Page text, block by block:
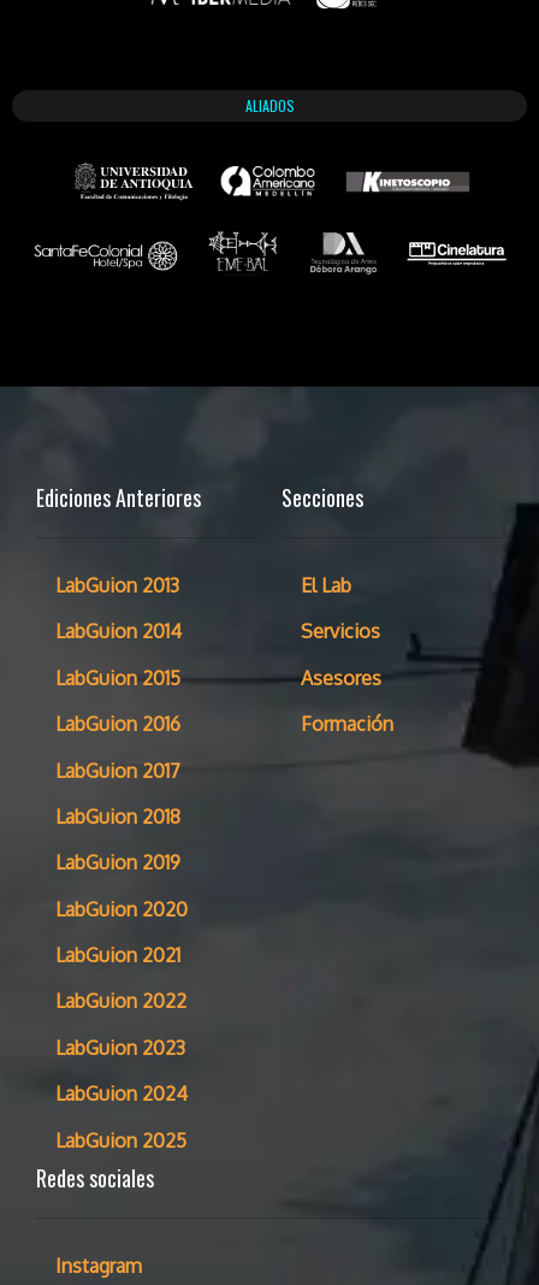
ALIADOS
Ediciones Anteriores
LabGuion 2013
LabGuion 2014
LabGuion 2015
LabGuion 2016
LabGuion 2017
LabGuion 2018
LabGuion 2019
LabGuion 2020
LabGuion 2021
LabGuion 2022
LabGuion 2023
LabGuion 2024
LabGuion 2025
Secciones
El Lab
Servicios
Asesores
Formación
Redes sociales
Instagram